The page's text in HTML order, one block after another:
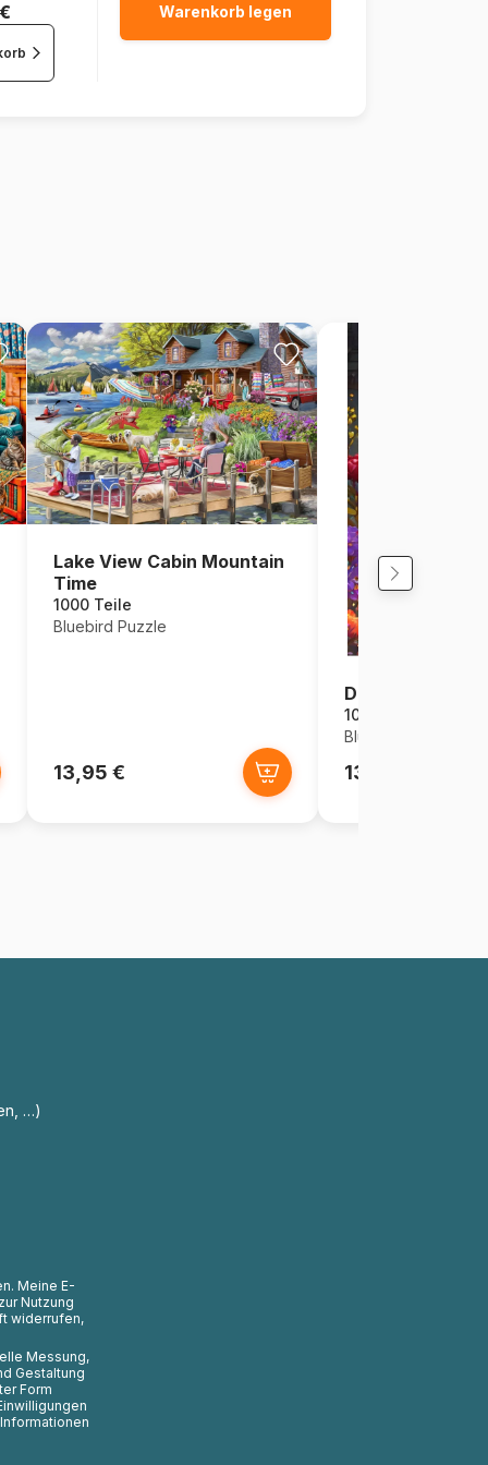
Warenkorb legen
Lake View Cabin Mountain
Time
1000 Teile
Bluebird Puzzle
13,95 €
Die
1000 Teile
Bluebird Puzzle
13,95 €
…)
Meine E-
Nutzung
widerrufen,
Messung,
Gestaltung
Form